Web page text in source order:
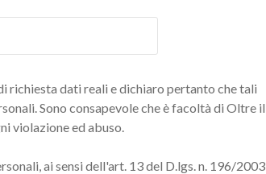
richiesta dati reali e dichiaro pertanto che tali
Sono consapevole che è facoltà di Oltre il
violazione ed abuso.
ai sensi dell'art. 13 del D.lgs. n. 196/2003